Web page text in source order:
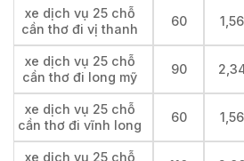
xe dịch vụ 25 chỗ
cần thơ đi vị thanh
60
xe dịch vụ 25 chỗ
cần thơ đi long mỹ
90
xe dịch vụ 25 chỗ
cần thơ đi vĩnh long
60
xe dịch vụ 25 chỗ